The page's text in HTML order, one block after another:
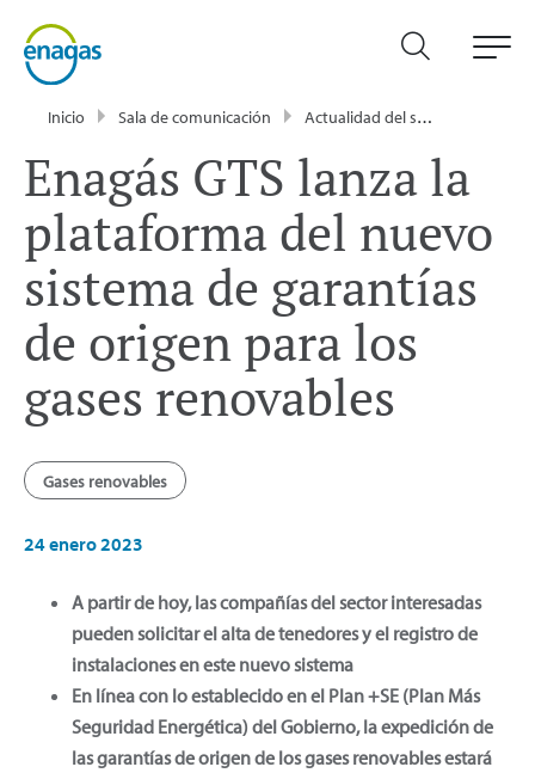
Inicio Sala de comunicación Actualidad del sector energético - Enagás
Enagás GTS lanza la
plataforma del nuevo
sistema de garantías
de origen para los
gases renovables
Gases renovables
24 enero 2023
A partir de hoy, las compañías del sector interesadas
pueden solicitar el alta de tenedores y el registro de
instalaciones en este nuevo sistema
En línea con lo establecido en el Plan +SE (Plan Más
Seguridad Energética) del Gobierno, la expedición de
las garantías de origen de los gases renovables estará